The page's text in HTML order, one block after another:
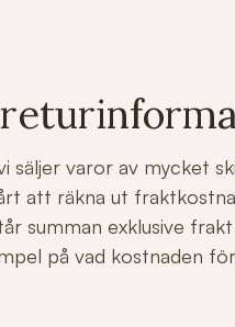
säljer varor av mycket
att räkna ut
summan exklusive
på vad kostnaden